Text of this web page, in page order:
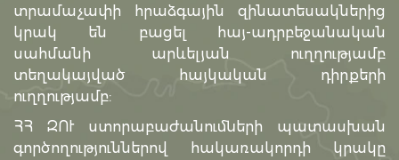
տրամաչափի հրաձգային զինատեսակներից
կրակ են բացել հայ-ադրբեջանական
սահմանի արևելյան ուղղությամբ
տեղակայված հայկական դիրքերի
ուղղությամբ:
ՀՀ ԶՈՒ ստորաբաժանումների պատասխան
գործողություններով հակառակորդի կրակը